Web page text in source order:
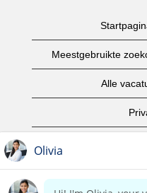
Meestgebruikte
Alle